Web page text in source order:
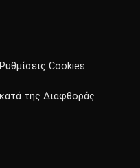
Ρυθμίσεις Cookies
της Διαφθοράς